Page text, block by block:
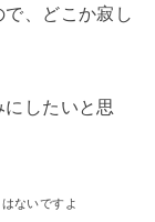
、どこか寂し
したいと思
ないですよ